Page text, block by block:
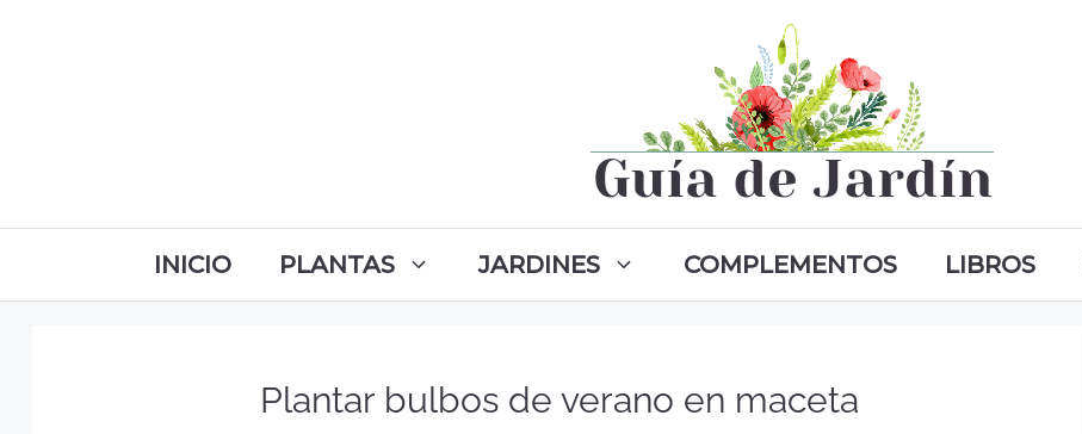
INICIO PLANTAS JARDINES COMPLEMENTOS LIBROS
Plantar bulbos de verano en maceta